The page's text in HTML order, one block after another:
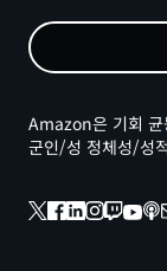
Amazon은 기회
군인/성 정체성/성